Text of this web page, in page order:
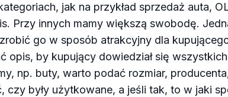
jak na przykład sprzedaż auta,
Przy innych mamy większą swobodę.
go w sposób atrakcyjny dla
opis, by kupujący dowiedział się
np. buty, warto podać rozmiar,
czy były użytkowane, a jeśli tak, to w jaki